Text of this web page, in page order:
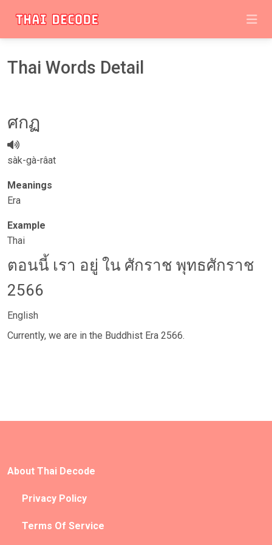
Thai Words Detail
​ศกฏ
sàk-gà-râat
Meanings
Era
Example
Thai
ตอนนี้ เรา อยู่ ใน ศักราช พุทธศักราช
2566
English
Currently, we are in the Buddhist Era 2566.
About Thai Decode
Privacy Policy
Terms Of Service